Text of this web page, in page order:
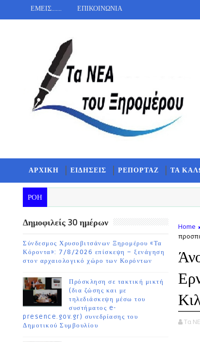
ΕΜΕΙΣ....... ΕΠΙΚΟΙΝΩΝΙΑ
ΑΡΧΙΚΗ ΕΙΔΗΣΕΙΣ ΡΕΠΟΡΤΑΖ ΤΑ
ΡΟΗ
Δημοφιλείς 30 ημέρων
Σύνδεσμος Χρυσοβιτσάνων Ξηρομέρου «Τα
Κόροντα»: 7/8/2026 επίσκεψη – ξενάγηση
στον αρχαιολογικό χώρο των Κορόντων
Πρόσκληση σε τακτική μικτή
(δια ζώσης και με
τηλεδιάσκεψη μέσω του
συστήματος e-
presence.gov.gr) συνεδρίασης του
Δημοτικού Συμβουλίου
Home
Τα